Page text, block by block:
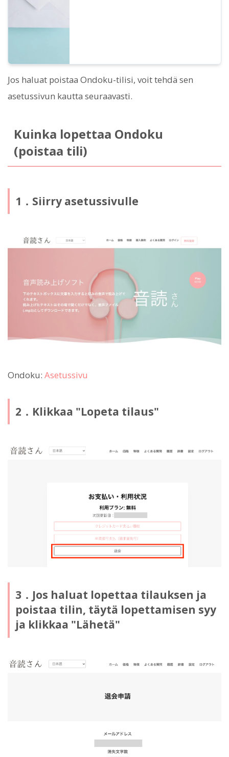
Jos haluat poistaa Ondoku-tilisi, voit tehdä sen
asetussivun kautta seuraavasti.
Kuinka lopettaa Ondoku
(poistaa tili)
1．Siirry asetussivulle
Ondoku: Asetussivu
2．Klikkaa "Lopeta tilaus"
3．Jos haluat lopettaa tilauksen ja
poistaa tilin, täytä lopettamisen syy
ja klikkaa "Lähetä"